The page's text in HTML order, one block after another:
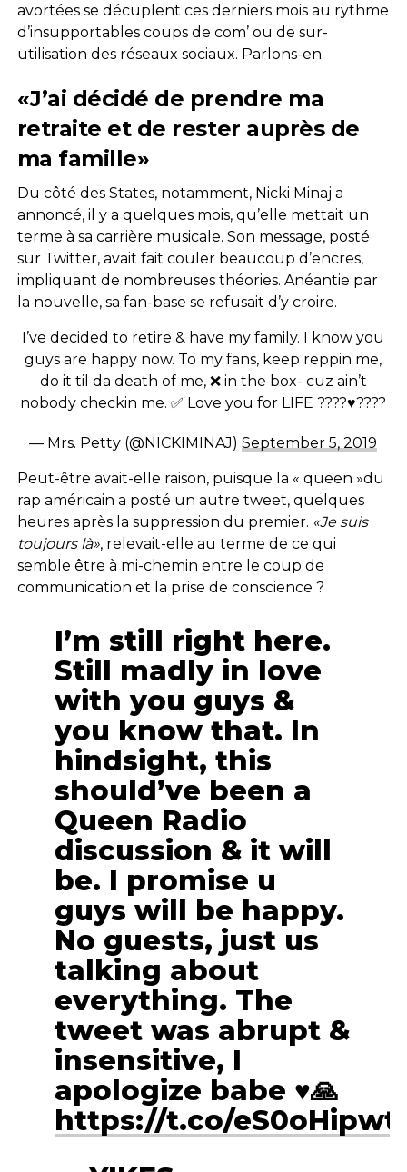
avortées se décuplent ces derniers mois au rythme
d’insupportables coups de com’ ou de sur-
utilisation des réseaux sociaux. Parlons-en.
«J’ai décidé de prendre ma
retraite et de rester auprès de
ma famille»
Du côté des States, notamment, Nicki Minaj a
annoncé, il y a quelques mois, qu’elle mettait un
terme à sa carrière musicale. Son message, posté
sur Twitter, avait fait couler beaucoup d’encres,
impliquant de nombreuses théories. Anéantie par
la nouvelle, sa fan-base se refusait d’y croire.
I’ve decided to retire & have my family. I know you
guys are happy now. To my fans, keep reppin me,
do it til da death of me, ❌ in the box- cuz ain’t
nobody checkin me. ✅ Love you for LIFE ????♥️????
— Mrs. Petty (@NICKIMINAJ)September 5, 2019
Peut-être avait-elle raison, puisque la « queen »du
rap américain a posté un autre tweet, quelques
heures après la suppression du premier. «Je suis
toujours là», relevait-elle au terme de ce qui
semble être à mi-chemin entre le coup de
communication et la prise de conscience ?
I’m still right here.
Still madly in love
with you guys &
you know that. In
hindsight, this
should’ve been a
Queen Radio
discussion & it will
be. I promise u
guys will be happy.
No guests, just us
talking about
everything. The
tweet was abrupt &
insensitive, I
apologize babe ♥️🙏
https://t.co/